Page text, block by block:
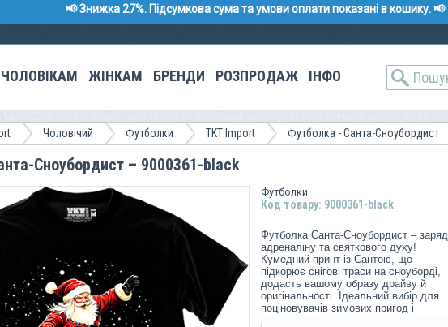
📢 Знижка 27%. Підсумкова сума та умови оплати показані в кошику. 📢
ЧОЛОВІКАМ ЖІНКАМ БРЕНДИ РОЗПРОДАЖ ІНФО
Чоловічий Футболки TKT Import Футболка - Санта-Сноубордист
Сноубордист – 9000361-black
Футболки
Код товару: 9000361-black
Футболка Санта-Сноубордист – заряд
адреналіну та святкового духу!
Кумедний принт із Сантою, що
підкорює снігові траси на сноуборді,
додасть вашому образу драйву й
оригінальності. Ідеальний вибір для
поціновувачів зимових пригод і
яскравих свят!